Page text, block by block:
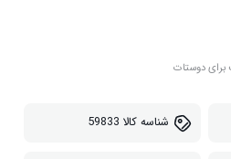
دوستات
شناسه کالا 59833